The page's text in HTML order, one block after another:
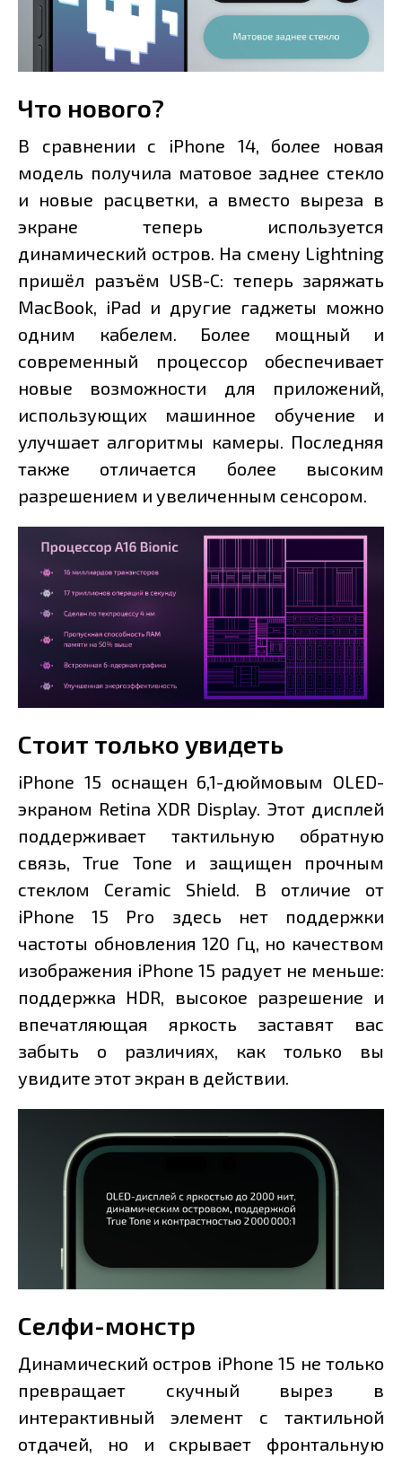
Что нового?
В сравнении с iPhone 14, более новая
модель получила матовое заднее стекло
и новые расцветки, а вместо выреза в
экране теперь используется
динамический остров. На смену Lightning
пришёл разъём USB-C: теперь заряжать
MacBook, iPad и другие гаджеты можно
одним кабелем. Более мощный и
современный процессор обеспечивает
новые возможности для приложений,
использующих машинное обучение и
улучшает алгоритмы камеры. Последняя
также отличается более высоким
разрешением и увеличенным сенсором.
Стоит только увидеть
iPhone 15 оснащен 6,1-дюймовым OLED-
экраном Retina XDR Display. Этот дисплей
поддерживает тактильную обратную
связь, True Tone и защищен прочным
стеклом Ceramic Shield. В отличие от
iPhone 15 Pro здесь нет поддержки
частоты обновления 120 Гц, но качеством
изображения iPhone 15 радует не меньше:
поддержка HDR, высокое разрешение и
впечатляющая яркость заставят вас
забыть о различиях, как только вы
увидите этот экран в действии.
Селфи-монстр
Динамический остров iPhone 15 не только
превращает скучный вырез в
интерактивный элемент с тактильной
отдачей, но и скрывает фронтальную